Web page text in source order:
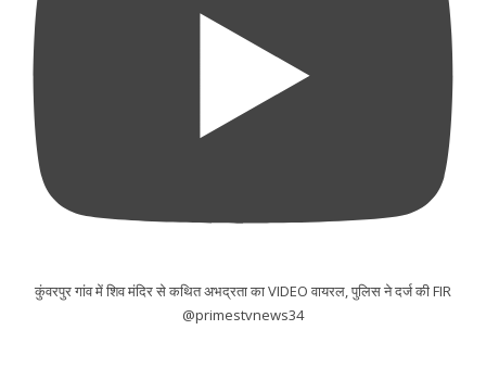
कुंवरपुर गांव में शिव मंदिर से कथित अभद्रता का VIDEO वायरल, पुलिस ने दर्ज की FIR
@primestvnews34